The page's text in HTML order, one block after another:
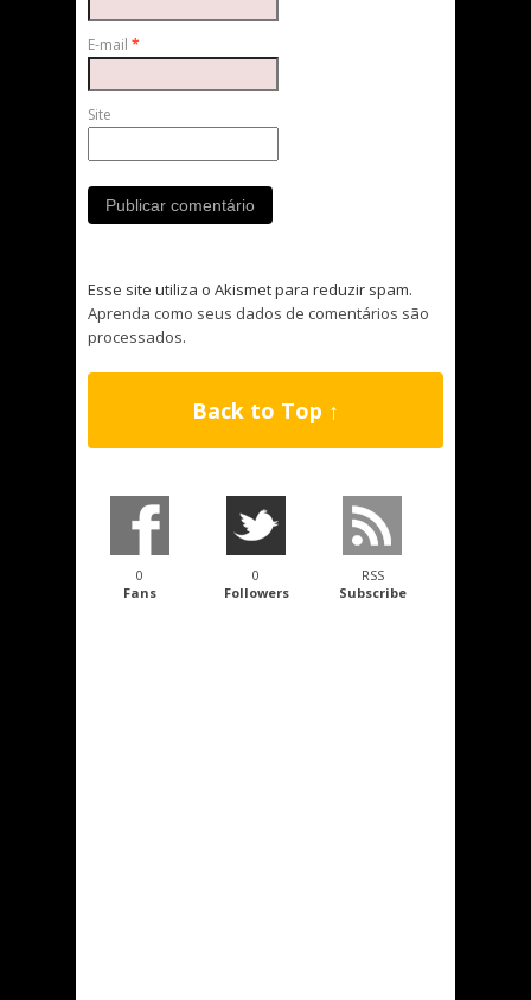
E-mail *
Site
Esse site utiliza o Akismet para reduzir spam.
Aprenda como seus dados de comentários são
processados.
Back to Top ↑
0
Fans
0
Followers
RSS
Subscribe